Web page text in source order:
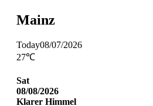
Mainz
Today08/07/2026
27℃
Sat
08/08/2026
Klarer Himmel